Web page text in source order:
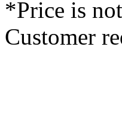
*Price is
Customer